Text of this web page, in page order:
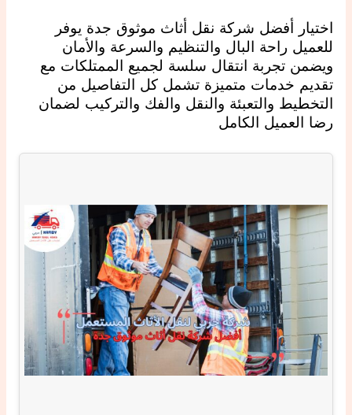
اختيار أفضل شركة نقل أثاث موثوق جدة يوفر
للعميل راحة البال والتنظيم والسرعة والأمان
ويضمن تجربة انتقال سلسة لجميع الممتلكات مع
تقديم خدمات متميزة تشمل كل التفاصيل من
التخطيط والتعبئة والنقل والفك والتركيب لضمان
رضا العميل الكامل